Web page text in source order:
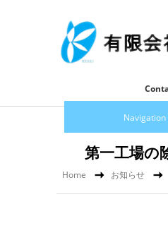
Home お知らせ
第一工場の